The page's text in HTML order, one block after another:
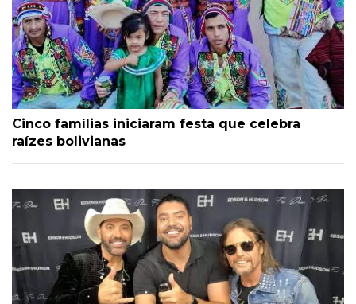
Cinco famílias iniciaram festa que celebra
raízes bolivianas